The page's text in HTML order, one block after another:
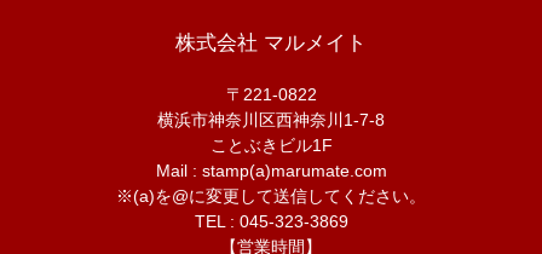
株式会社 マルメイト
〒221-0822
横浜市神奈川区西神奈川1-7-8
ことぶきビル1F
Mail : stamp(a)marumate.com
※(a)を@に変更して送信してください。
TEL : 045-323-3869
【営業時間】